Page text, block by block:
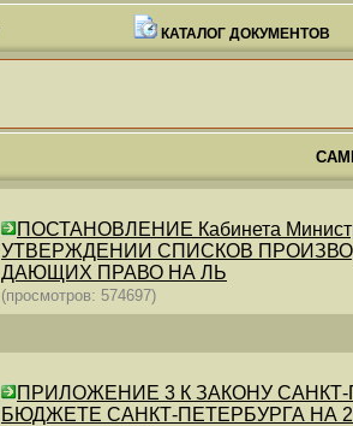
КАТАЛОГ ДОКУМЕНТОВ
ПОСТАНОВЛЕНИЕ Кабинета
УТВЕРЖДЕНИИ СПИСКОВ
ДАЮЩИХ ПРАВО НА ЛЬ
(просмотров: 574697)
ПРИЛОЖЕНИЕ 3 К ЗАКОНУ САНКТ-
БЮДЖЕТЕ САНКТ-ПЕТЕРБУРГА НА